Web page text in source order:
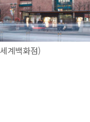
계백화점)